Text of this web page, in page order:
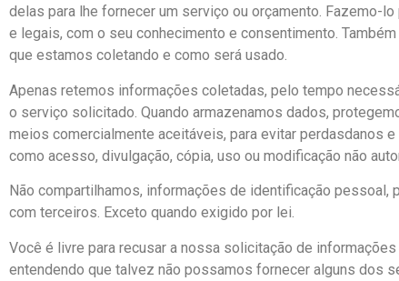
delas para lhe fornecer um serviço ou orçamento. Fazemo-
e legais, com o seu conhecimento e consentimento.
que estamos coletando e como será usado.
Apenas retemos informações coletadas, pelo tempo
o serviço solicitado. Quando armazenamos dados,
meios comercialmente aceitáveis, ​​para evitar perdasdanos
como acesso, divulgação, cópia, uso ou modificação não
Não compartilhamos, informações de identificação pessoal,
com terceiros. Exceto quando exigido por lei.
Você é livre para recusar a nossa solicitação de
entendendo que talvez não possamos fornecer alguns dos